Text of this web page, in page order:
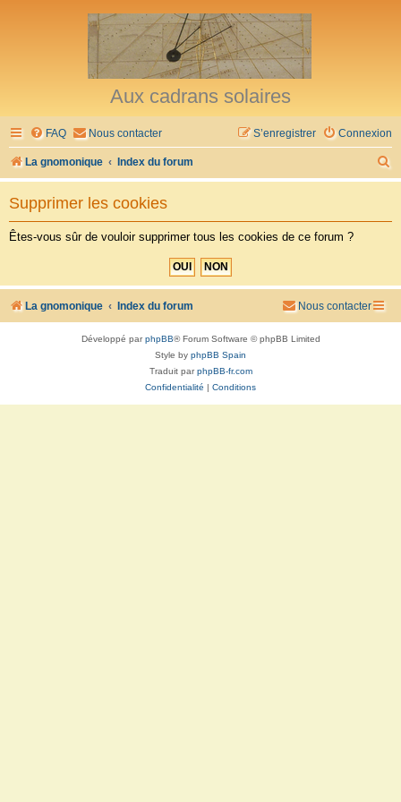
Aux cadrans solaires
FAQ Nous contacter Connexion
S’enregistrer
La gnomonique Index du forum
e
h
Supprimer les cookies
Êtes-vous sûr de vouloir supprimer tous les cookies de ce forum ?
La gnomonique Index du forum Nous contacter
Développé parphpBB® Forum Software © phpBB Limited
Style by phpBB Spain
Traduit parphpBB-fr.com
Confidentialité | Conditions